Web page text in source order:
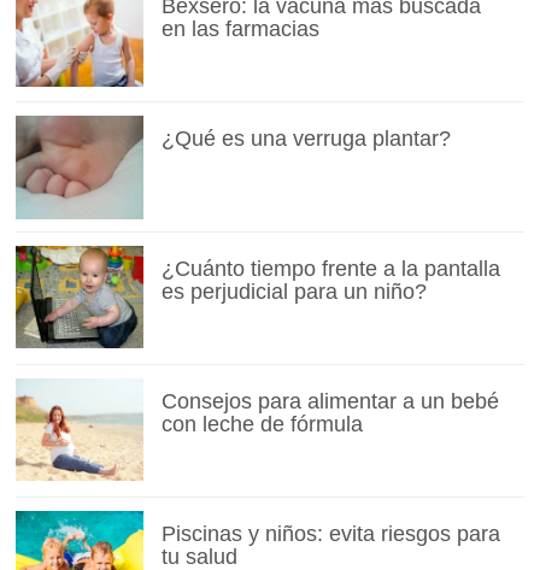
Bexsero: la vacuna más buscada
en las farmacias
¿Qué es una verruga plantar?
¿Cuánto tiempo frente a la pantalla
es perjudicial para un niño?
Consejos para alimentar a un bebé
con leche de fórmula
Piscinas y niños: evita riesgos para
tu salud